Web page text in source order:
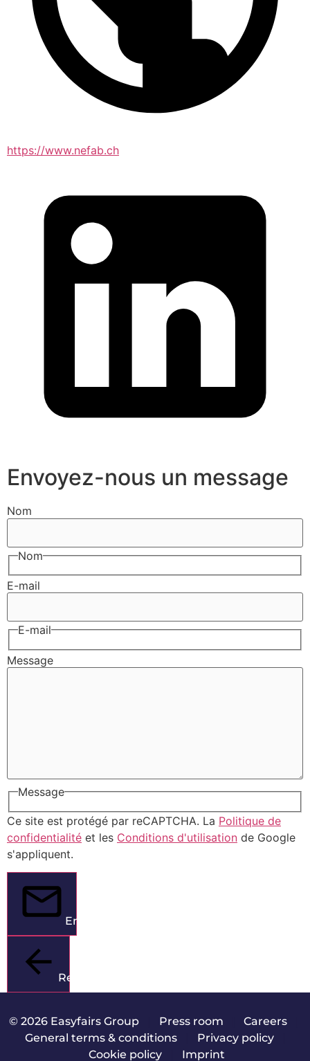
https://www.nefab.ch
Envoyez-nous un message
Nom
Nom
E-mail
E-mail
Message
Message
Ce site est protégé par reCAPTCHA. La Politique de
confidentialité et les Conditions d'utilisation de Google
s'appliquent.
Envoyer
Retour
© 2026 Easyfairs Group| Press room Careers|
General terms & conditions| Privacy policy|
Cookie policy| Imprint